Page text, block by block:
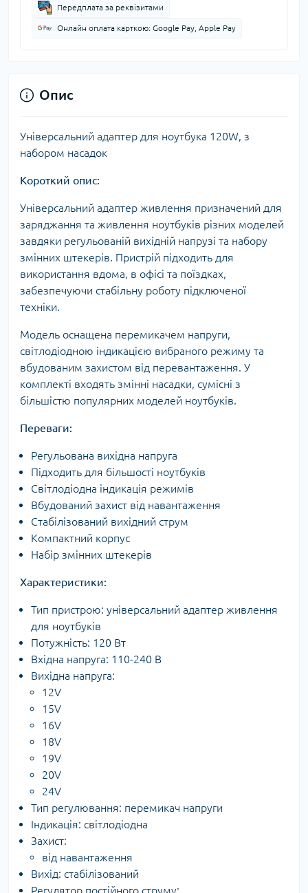
Передплата за реквізитами
Онлайн оплата карткою: Google Pay, Apple Pay
Опис
Універсальний адаптер для ноутбука 120W, з
набором насадок
Короткий опис:
Універсальний адаптер живлення призначений для
заряджання та живлення ноутбуків різних моделей
завдяки регульованій вихідній напрузі та набору
змінних штекерів. Пристрій підходить для
використання вдома, в офісі та поїздках,
забезпечуючи стабільну роботу підключеної
техніки.
Модель оснащена перемикачем напруги,
світлодіодною індикацією вибраного режиму та
вбудованим захистом від перевантаження. У
комплекті входять змінні насадки, сумісні з
більшістю популярних моделей ноутбуків.
Переваги:
Регульована вихідна напруга
Підходить для більшості ноутбуків
Світлодіодна індикація режимів
Вбудований захист від навантаження
Стабілізований вихідний струм
Компактний корпус
Набір змінних штекерів
Характеристики:
Тип пристрою: універсальний адаптер живлення
для ноутбуків
Потужність: 120 Вт
Вхідна напруга: 110-240 В
Вихідна напруга:
12V
15V
16V
18V
19V
20V
24V
Тип регулювання: перемикач напруги
Індикація: світлодіодна
Захист:
від навантаження
Вихід: стабілізований
Регулятор постійного струму: